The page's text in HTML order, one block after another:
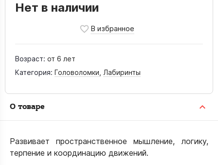
Нет в наличии
Возраст: от 6 лет
Категория: Головоломки Лабиринты
О товаре
Развивает пространственное мышление, логику,
терпение и координацию движений.